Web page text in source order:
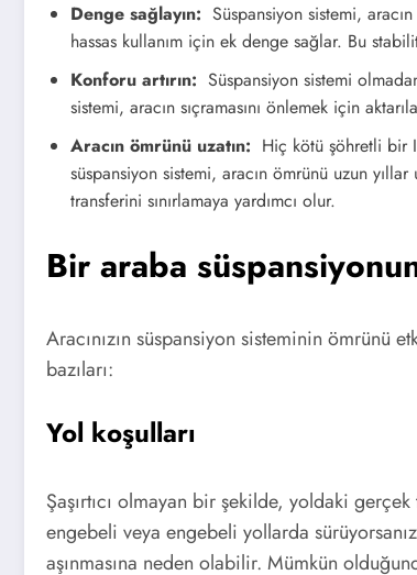
Denge sağlayın: Süspansiyon sistemi,
hassas kullanım için ek denge sağlar. Bu
Konforu artırın: Süspansiyon sistemi
sistemi, aracın sıçramasını önlemek için
Aracın ömrünü uzatın: Hiç kötü şöhretli bir
süspansiyon sistemi, aracın ömrünü uzun
transferini sınırlamaya yardımcı olur.
Bir araba
Aracınızın süspansiyon sisteminin ömrünü
bazıları:
Yol koşulları
Şaşırtıcı olmayan bir şekilde, yoldaki
engebeli veya engebeli yollarda
aşınmasına neden olabilir. Mümkün